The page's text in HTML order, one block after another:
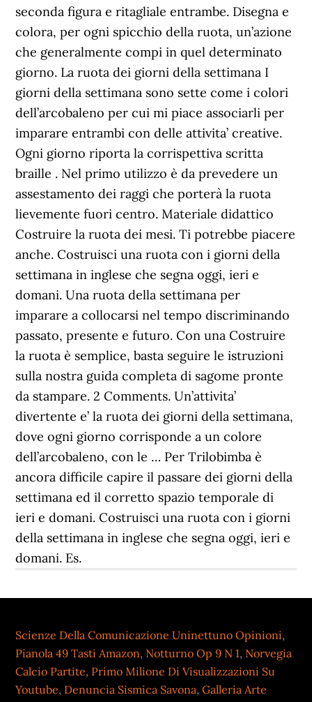
seconda figura e ritagliale entrambe. Disegna e
colora, per ogni spicchio della ruota, un’azione
che generalmente compi in quel determinato
giorno. La ruota dei giorni della settimana I
giorni della settimana sono sette come i colori
dell’arcobaleno per cui mi piace associarli per
imparare entrambi con delle attivita’ creative.
Ogni giorno riporta la corrispettiva scritta
braille . Nel primo utilizzo è da prevedere un
assestamento dei raggi che porterà la ruota
lievemente fuori centro. Materiale didattico
Costruire la ruota dei mesi. Ti potrebbe piacere
anche. Costruisci una ruota con i giorni della
settimana in inglese che segna oggi, ieri e
domani. Una ruota della settimana per
imparare a collocarsi nel tempo discriminando
passato, presente e futuro. Con una Costruire
la ruota è semplice, basta seguire le istruzioni
sulla nostra guida completa di sagome pronte
da stampare. 2 Comments. Un’attivita’
divertente e’ la ruota dei giorni della settimana,
dove ogni giorno corrisponde a un colore
dell’arcobaleno, con le … Per Trilobimba è
ancora difficile capire il passare dei giorni della
settimana ed il corretto spazio temporale di
ieri e domani. Costruisci una ruota con i giorni
della settimana in inglese che segna oggi, ieri e
domani. Es.
Scienze Della Comunicazione Uninettuno Opinioni,
Pianola 49 Tasti Amazon, Notturno Op 9 N 1, Norvegia
Calcio Partite, Primo Milione Di Visualizzazioni Su
Youtube, Denuncia Sismica Savona,Galleria Arte